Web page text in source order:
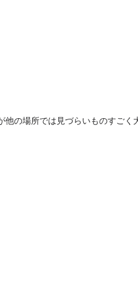
の場所では見づらいものすごく